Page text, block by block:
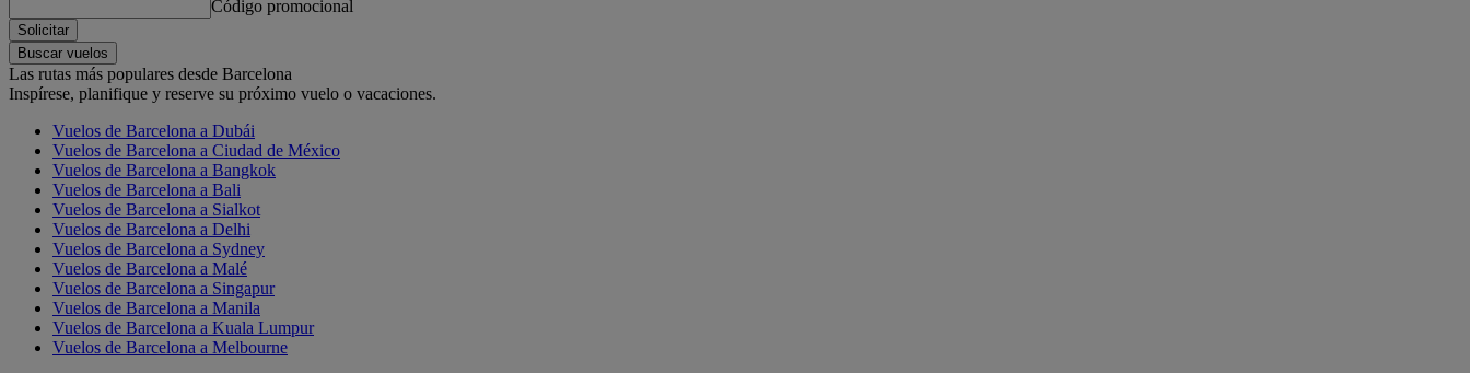
Código promocional
Solicitar
Buscar vuelos
Las rutas más populares desde Barcelona
Inspírese, planifique y reserve su próximo vuelo o vacaciones.
Vuelos de Barcelona a Dubái
Vuelos de Barcelona a Ciudad de México
Vuelos de Barcelona a Bangkok
Vuelos de Barcelona a Bali
Vuelos de Barcelona a Sialkot
Vuelos de Barcelona a Delhi
Vuelos de Barcelona a Sydney
Vuelos de Barcelona a Malé
Vuelos de Barcelona a Singapur
Vuelos de Barcelona a Manila
Vuelos de Barcelona a Kuala Lumpur
Vuelos de Barcelona a Melbourne